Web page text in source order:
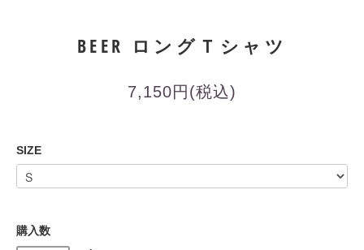
BEER ロングＴシャツ
7,150円(税込)
SIZE
購入数